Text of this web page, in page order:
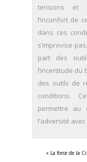
tensions et
l’inconfort de
dans ces
s’improvise
part des
l’incertitude du
des outils de
conditions.
permettre
l’adversité
« La force de la